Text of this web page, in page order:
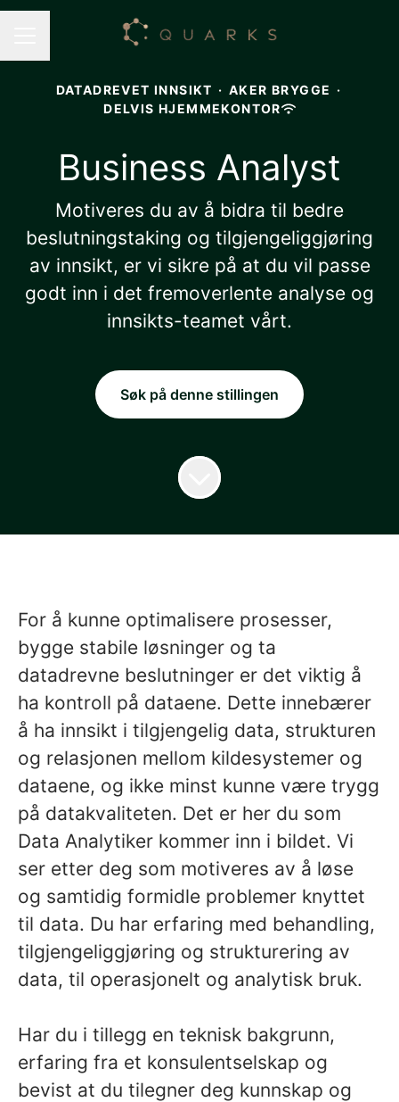
DATADREVET INNSIKT · AKER BRYGGE ·
DELVIS HJEMMEKONTOR
Business Analyst
Motiveres du av å bidra til bedre
beslutningstaking og tilgjengeliggjøring
av innsikt, er vi sikre på at du vil passe
godt inn i det fremoverlente analyse og
innsikts-teamet vårt.
Søk på denne stillingen
For å kunne optimalisere prosesser,
bygge stabile løsninger og ta
datadrevne beslutninger er det viktig å
ha kontroll på dataene. Dette innebærer
å ha innsikt i tilgjengelig data, strukturen
og relasjonen mellom kildesystemer og
dataene, og ikke minst kunne være trygg
på datakvaliteten. Det er her du som
Data Analytiker kommer inn i bildet. Vi
ser etter deg som motiveres av å løse
og samtidig formidle problemer knyttet
til data. Du har erfaring med behandling,
tilgjengeliggjøring og strukturering av
data, til operasjonelt og analytisk bruk.
Har du i tillegg en teknisk bakgrunn,
erfaring fra et konsulentselskap og
bevist at du tilegner deg kunnskap og